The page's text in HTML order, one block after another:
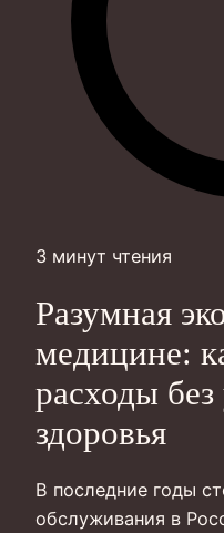
3 минут чтения
Разумная
медицине:
расходы
здоровья
В последние годы
обслуживания в